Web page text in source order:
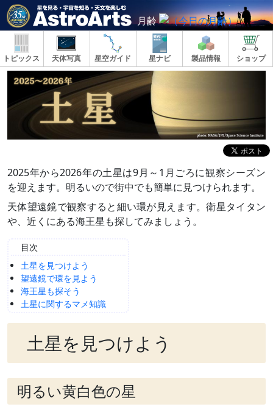
月齢
トピックス 天体写真 星空ガイド 星ナビ 製品情報 ショップ
2025年から2026年の土星は9月～1月ごろに観察シーズン
を迎えます。明るいので街中でも簡単に見つけられます。
天体望遠鏡で観察すると細い環が見えます。衛星タイタン
や、近くにある海王星も探してみましょう。
目次
土星を見つけよう
望遠鏡で環を見よう
海王星も探そう
土星に関するマメ知識
土星を見つけよう
明るい黄白色の星